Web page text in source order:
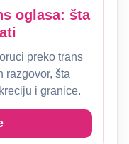
oglasa: šta
preko trans
razgovor, šta
i granice.